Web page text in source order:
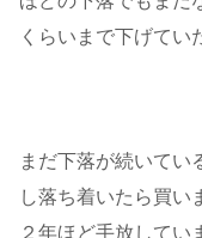
くらいまで下げてい
まだ下落が続いてい
し落ち着いたら買い
２年ほど手放してい